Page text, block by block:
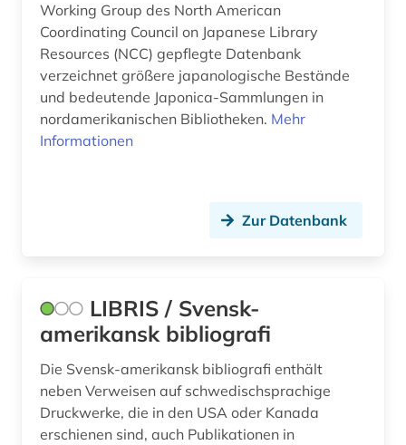
Working Group des North American
Coordinating Council on Japanese Library
Resources (NCC) gepflegte Datenbank
verzeichnet größere japanologische Bestände
und bedeutende Japonica-Sammlungen in
nordamerikanischen Bibliotheken. Mehr
Informationen
Zur Datenbank
LIBRIS / Svensk-
amerikansk bibliografi
Die Svensk-amerikansk bibliografi enthält
neben Verweisen auf schwedischsprachige
Druckwerke, die in den USA oder Kanada
erschienen sind, auch Publikationen in